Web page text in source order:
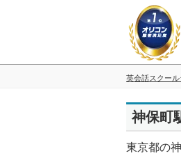
英会話スクー
神保町
東京都の